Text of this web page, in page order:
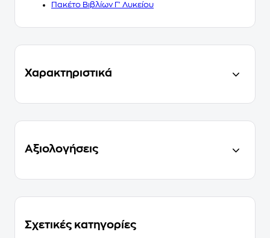
Πακέτο Βιβλίων Γ' Λυκείου
Χαρακτηριστικά
Αξιολογήσεις
Σχετικές κατηγορίες